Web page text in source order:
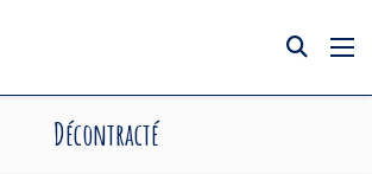
Décontracté